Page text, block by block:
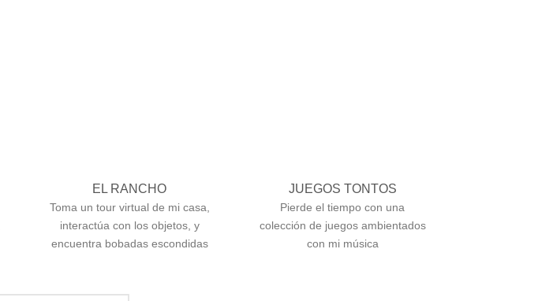
EL RANCHO
Toma un tour virtual de mi casa,
interactúa con los objetos, y
encuentra bobadas escondidas
JUEGOS TONTOS
Pierde el tiempo con una
colección de juegos ambientados
con mi música